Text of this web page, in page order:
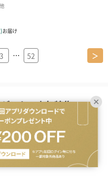
3 … 52 ＞
ントの人気特集